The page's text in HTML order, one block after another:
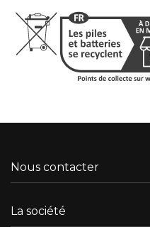
Nous contacter
La société